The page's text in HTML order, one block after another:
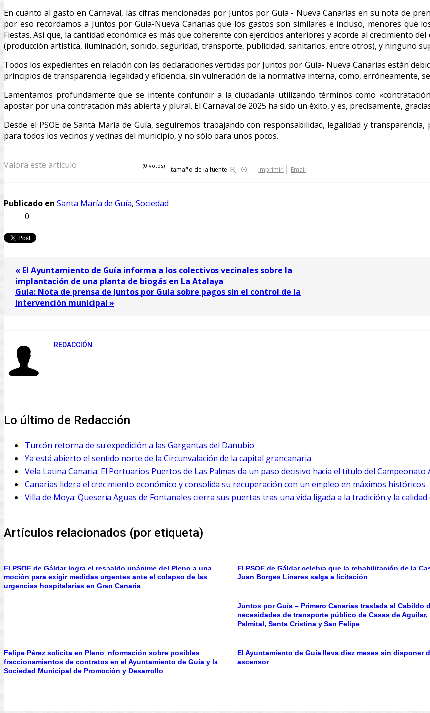
En cuanto al gasto en Carnaval, las cifras mencionadas por Juntos por Guía - Nueva Canarias en su nota de
por eso recordamos a Juntos por Guía-Nueva Canarias que los gastos son similares e incluso, menores que
Fiestas. Así que, la cantidad económica es más que coherente con ejercicios anteriores y acorde al crecimiento
(producción artística, iluminación, sonido, seguridad, transporte, publicidad, sanitarios, entre otros), y ninguno
Todos los expedientes en relación con las declaraciones vertidas por Juntos por Guía- Nueva Canarias están
principios de transparencia, legalidad y eficiencia, sin vulneración de la normativa interna, como, erróneamente,
Lamentamos profundamente que se intente confundir a la ciudadanía utilizando términos como
apostar por una contratación más abierta y plural. El Carnaval de 2025 ha sido un éxito, y es, precisamente,
Desde el PSOE de Santa María de Guía, seguiremos trabajando con responsabilidad, legalidad y
para todos los vecinos y vecinas del municipio, y no sólo para unos pocos.
Valora este artículo (0 votos) tamaño de la fuente Imprimir Email
Publicado en Santa María de Guía, Sociedad
0
« El Ayuntamiento de Guía informa a los colectivos vecinales sobre la
implantación de una planta de biogás en La Atalaya
Guía: Nota de prensa de Juntos por Guía sobre pagos sin el control de la
intervención municipal »
REDACCIÓN
Lo último de Redacción
Turcón retorna de su expedición a las Gargantas del Danubio
Ya está abierto el sentido norte de la Circunvalación de la capital grancanaria
Vela Latina Canaria: El Portuarios Puertos de Las Palmas da un paso decisivo hacia el título del Campeonato
Canarias lidera el crecimiento económico y consolida su recuperación con un empleo en máximos históricos
Villa de Moya: Quesería Aguas de Fontanales cierra sus puertas tras una vida ligada a la tradición y la
Artículos relacionados (por etiqueta)
El PSOE de Gáldar logra el respaldo unánime del Pleno a una
moción para exigir medidas urgentes ante el colapso de las
urgencias hospitalarias en Gran Canaria
El PSOE de Gáldar celebra que la rehabilitación de la
Juan Borges Linares salga a licitación
Juntos por Guía – Primero Canarias traslada al Cabildo
necesidades de transporte público de Casas de Aguilar,
Palmital, Santa Cristina y San Felipe
Felipe Pérez solicita en Pleno información sobre posibles
fraccionamientos de contratos en el Ayuntamiento de Guía y la
Sociedad Municipal de Promoción y Desarrollo
El Ayuntamiento de Guía lleva diez meses sin disponer
ascensor